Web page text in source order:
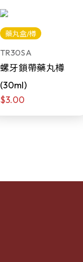
藥丸盒/樽
TR30SA
螺牙鎖帶藥丸樽
(30ml)
$3.00